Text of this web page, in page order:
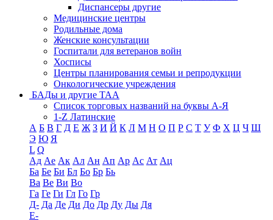
Диспансеры другие
Медицинские центры
Родильные дома
Женские консультации
Госпитали для ветеранов войн
Хосписы
Центры планирования семьи и репродукции
Онкологические учреждения
БАДы и другие ТАА
Список торговых названий на буквы А-Я
1-Z Латинские
А Б В Г Д Е Ж З И Й К Л М Н О П Р С Т У Ф Х Ц Ч Ш
Э Ю Я
L Q
Ад Ае Ак Ал Ан Ап Ар Ас Ат Ац
Ба Бе Би Бл Бо Бр Бь
Ва Ве Ви Во
Га Ге Ги Гл Го Гр
Д- Да Де Ди До Др Ду Ды Дя
Е-